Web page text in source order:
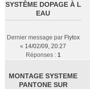
SYSTÊME DOPAGE À L
EAU
Dernier message par Flytox
« 14/02/09, 20:27
Réponses : 1
MONTAGE SYSTEME
PANTONE SUR